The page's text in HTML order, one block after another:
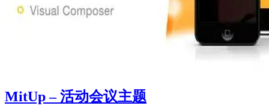
MitUp – 活动会议主题